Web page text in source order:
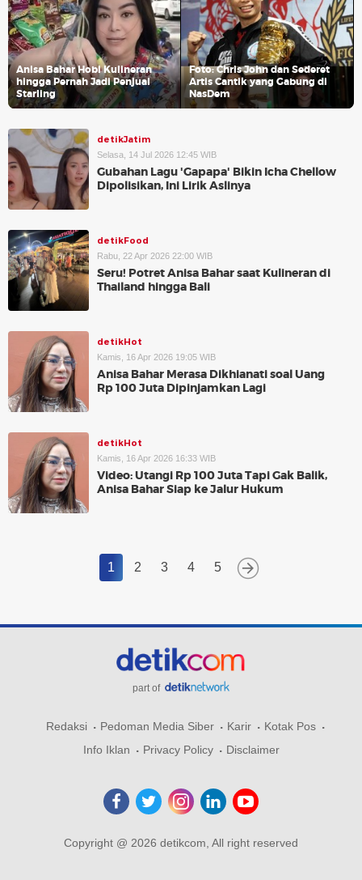
Anisa Bahar Hobi Kulineran
hingga Pernah Jadi Penjual
Starling
Foto: Chris John dan Sederet
Artis Cantik yang Gabung di
NasDem
detikJatim
Selasa, 14 Jul 2026 12:45 WIB
Gubahan Lagu 'Gapapa' Bikin Icha Chellow
Dipolisikan, Ini Lirik Aslinya
detikFood
Rabu, 22 Apr 2026 22:00 WIB
Seru! Potret Anisa Bahar saat Kulineran di
Thailand hingga Bali
detikHot
Kamis, 16 Apr 2026 19:05 WIB
Anisa Bahar Merasa Dikhianati soal Uang
Rp 100 Juta Dipinjamkan Lagi
detikHot
Kamis, 16 Apr 2026 16:33 WIB
Video: Utangi Rp 100 Juta Tapi Gak Balik,
Anisa Bahar Siap ke Jalur Hukum
1 2 3 4 5
part of
Redaksi Pedoman Media Siber Karir
Kotak Pos
Info Iklan
Privacy Policy Disclaimer
Copyright @ 2026 detikcom, All right reserved